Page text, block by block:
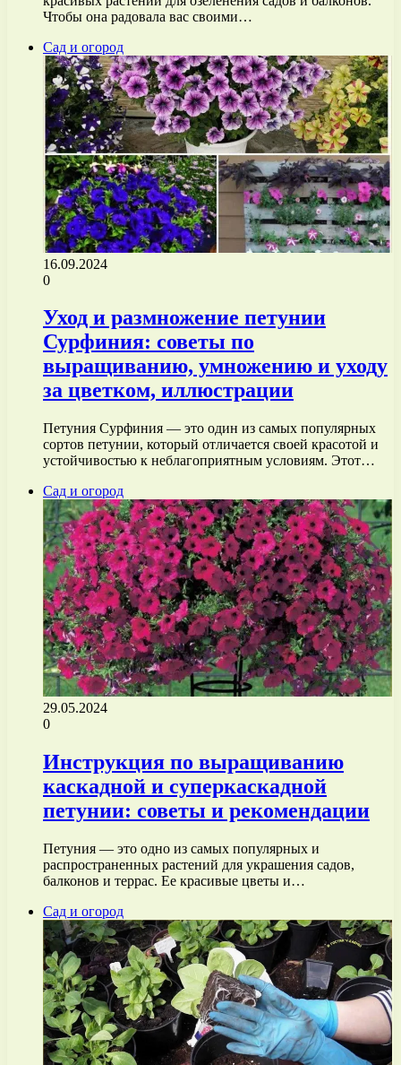
Чтобы она радовала вас своими…
Сад и огород
16.09.2024
0
Уход и размножение петунии
Сурфиния: советы по
выращиванию, умножению и уходу
за цветком, иллюстрации
Петуния Сурфиния — это один из самых популярных
сортов петунии, который отличается своей красотой и
устойчивостью к неблагоприятным условиям. Этот…
Сад и огород
29.05.2024
0
Инструкция по выращиванию
каскадной и суперкаскадной
петунии: советы и рекомендации
Петуния — это одно из самых популярных и
распространенных растений для украшения садов,
балконов и террас. Ее красивые цветы и…
Сад и огород